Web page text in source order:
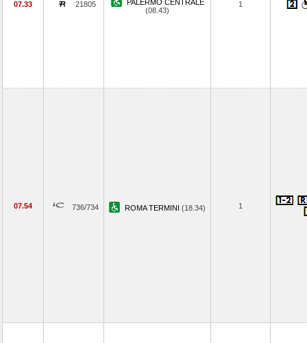
07.33 21805
PALERMO CENTRALE
(08.43)
1
07.54 736/734 ROMA TERMINI (18.34) 1